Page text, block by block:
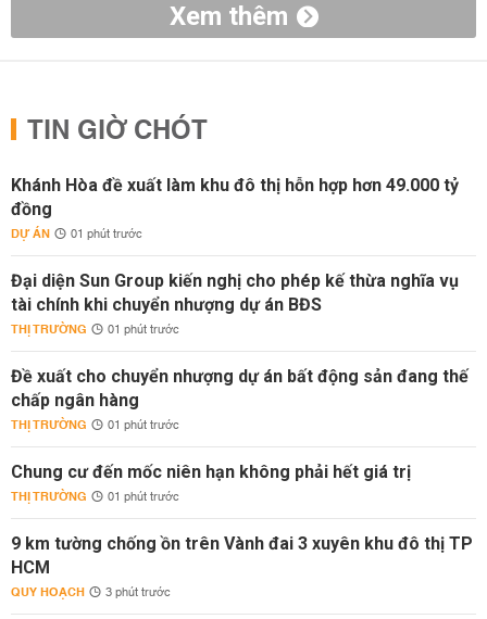
Xem thêm
TIN GIỜ CHÓT
Khánh Hòa đề xuất làm khu đô thị hỗn hợp hơn 49.000 tỷ
đồng
DỰ ÁN 01 phút trước
Đại diện Sun Group kiến nghị cho phép kế thừa nghĩa vụ
tài chính khi chuyển nhượng dự án BĐS
THỊ TRƯỜNG 01 phút trước
Đề xuất cho chuyển nhượng dự án bất động sản đang thế
chấp ngân hàng
THỊ TRƯỜNG 01 phút trước
Chung cư đến mốc niên hạn không phải hết giá trị
THỊ TRƯỜNG 01 phút trước
9 km tường chống ồn trên Vành đai 3 xuyên khu đô thị TP
HCM
QUY HOẠCH 3 phút trước